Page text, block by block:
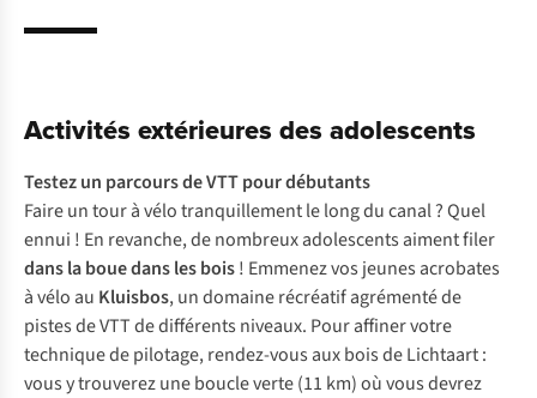
Activités extérieures des adolescents
Testez un parcours de VTTpour débutants
Faire un tour à vélo tranquillement le long du canal ? Quel
ennui ! En revanche, de nombreux adolescents aiment filer
dans la boue dans les bois! Emmenez vos jeunes acrobates
à vélo au Kluisbos, un domaine récréatif agrémenté de
pistes de VTT de différents niveaux. Pour affiner votre
technique de pilotage, rendez-vous aux bois de Lichtaart :
vous y trouverez une boucle verte (11 km) où vous devrez